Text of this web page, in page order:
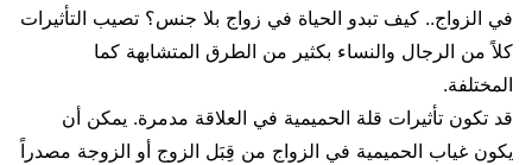
في الزواج.. كيف تبدو الحياة في زواج بلا جنس؟ تصيب التأثيرات
كلاً من الرجال والنساء بكثير من الطرق المتشابهة كما
المختلفة.
قد تكون تأثيرات قلة الحميمية في العلاقة مدمرة. يمكن أن
يكون غياب الحميمية في الزواج من قِبَل الزوج أو الزوجة مصدراً